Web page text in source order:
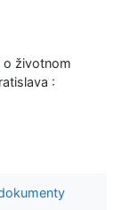
o životnom
: